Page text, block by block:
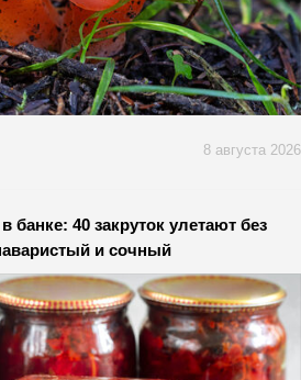
8 августа 2026
40 закруток улетают без
и сочный